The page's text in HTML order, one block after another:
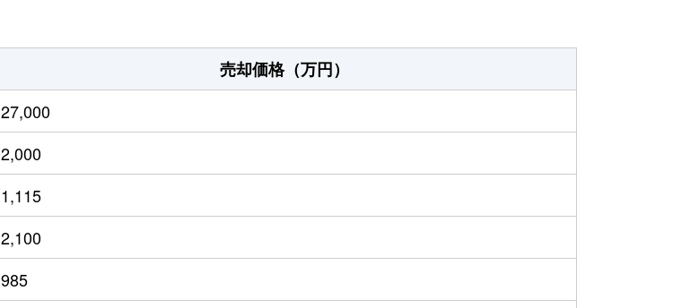
売却価格（万円）
27,000
2,000
1,115
2,100
985